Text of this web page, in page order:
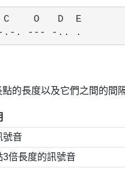
O   D  E
的長度以及它們之間的間
號音
3倍長度的訊號音